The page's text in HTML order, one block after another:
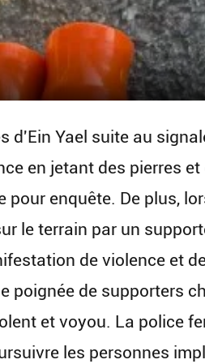
d'Ein Yael suite au
en jetant des pierres
enquête. De plus,
le terrain par un
de violence et
poignée de supporters
et voyou. La police
les personnes